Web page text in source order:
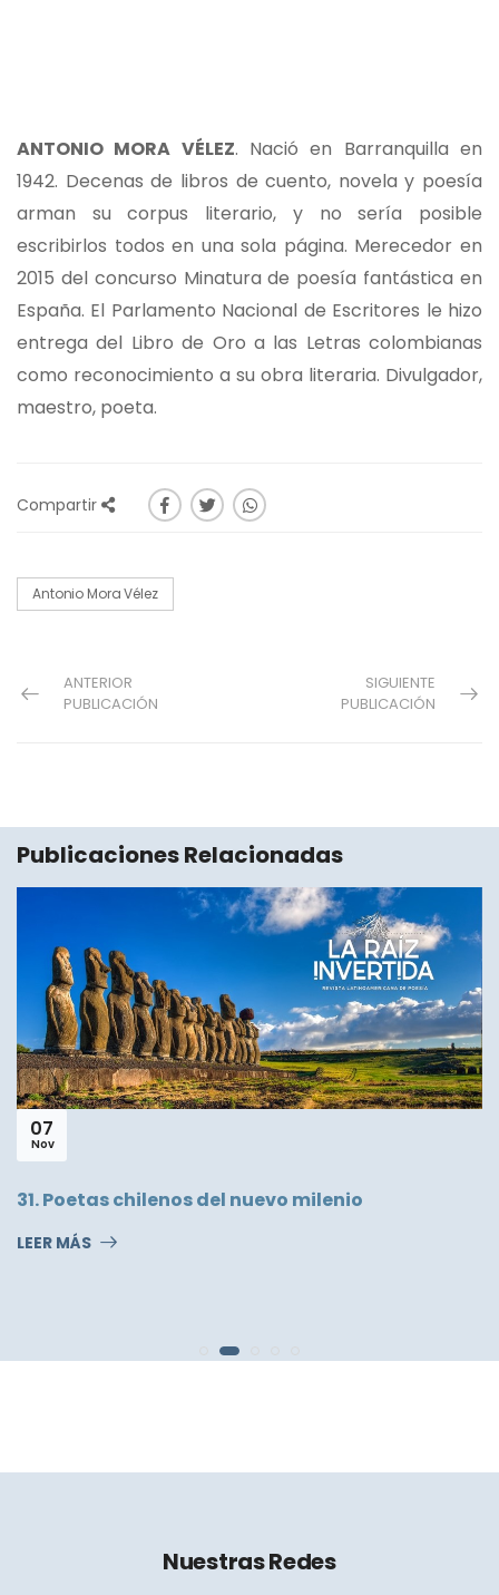
ANTONIO MORA VÉLEZ. Nació en Barranquilla en
1942. Decenas de libros de cuento, novela y poesía
arman su corpus literario, y no sería posible
escribirlos todos en una sola página. Merecedor en
2015 del concurso Minatura de poesía fantástica en
España. El Parlamento Nacional de Escritores le hizo
entrega del Libro de Oro a las Letras colombianas
como reconocimiento a su obra literaria. Divulgador,
maestro, poeta.
Compartir
Antonio Mora Vélez
ANTERIOR
PUBLICACIÓN
SIGUIENTE
PUBLICACIÓN
Publicaciones Relacionadas
30
Armadura de Hueso
Nuestras Redes